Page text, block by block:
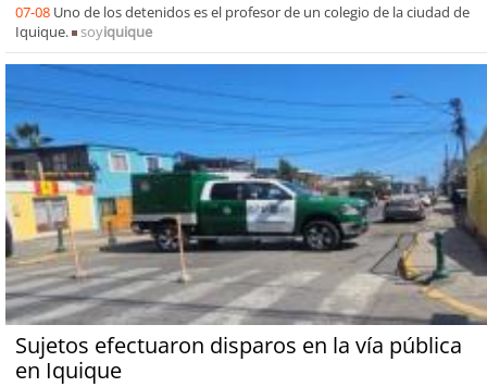
07-08 Uno de los detenidos es el profesor de un colegio de la ciudad de
Iquique.
soyiquique
Sujetos efectuaron disparos en la vía pública
en Iquique